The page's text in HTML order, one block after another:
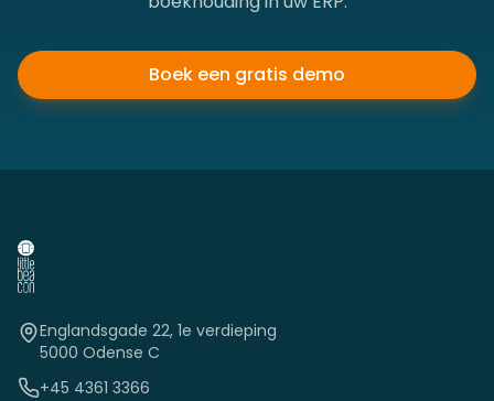
Boek een gratis demo
Englandsgade 22, 1e verdieping
5000 Odense C
+45 4361 3366